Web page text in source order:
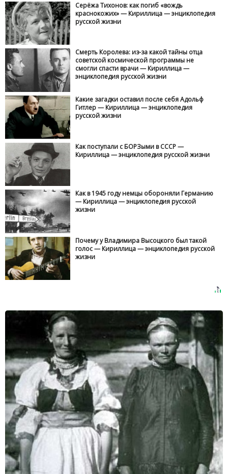
Серёжа Тихонов: как погиб «вождь
краснокожих» — Кириллица — энциклопедия
русской жизни
Смерть Королева: из-за какой тайны отца
советской космической программы не
смогли спасти врачи — Кириллица —
энциклопедия русской жизни
Какие загадки оставил после себя Адольф
Гитлер — Кириллица — энциклопедия
русской жизни
Как поступали с БОРЗыми в СССР —
Кириллица — энциклопедия русской жизни
Как в 1945 году немцы обороняли Германию
— Кириллица — энциклопедия русской
жизни
Почему у Владимира Высоцкого был такой
голос — Кириллица — энциклопедия русской
жизни